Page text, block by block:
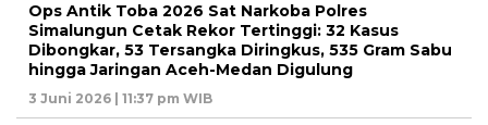
Ops Antik Toba 2026 Sat Narkoba Polres
Simalungun Cetak Rekor Tertinggi: 32 Kasus
Dibongkar, 53 Tersangka Diringkus, 535 Gram Sabu
hingga Jaringan Aceh-Medan Digulung
3 Juni 2026 | 11:37 pm WIB